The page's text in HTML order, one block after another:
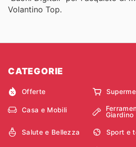
Volantino Top.
CATEGORIE
Offerte
Casa e Mobili
Giardino
Salute e Bellezza Sport e